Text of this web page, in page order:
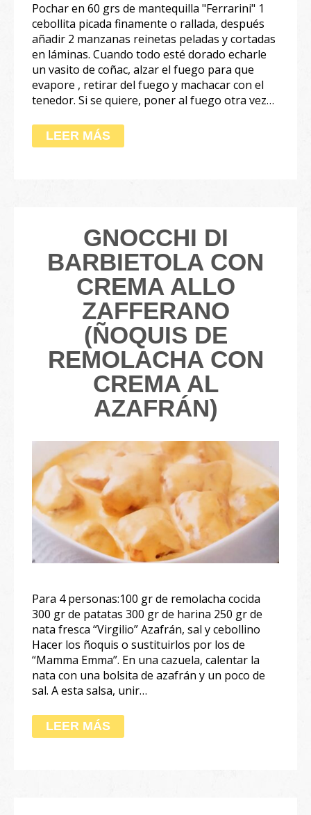
Pochar en 60 grs de mantequilla "Ferrarini" 1
cebollita picada finamente o rallada, después
añadir 2 manzanas reinetas peladas y cortadas
en láminas. Cuando todo esté dorado echarle
un vasito de coñac, alzar el fuego para que
evapore , retirar del fuego y machacar con el
tenedor. Si se quiere, poner al fuego otra vez…
LEER MÁS
GNOCCHI DI
BARBIETOLA CON
CREMA ALLO
ZAFFERANO
(ÑOQUIS DE
REMOLACHA CON
CREMA AL
AZAFRÁN)
Para 4 personas:100 gr de remolacha cocida
300 gr de patatas 300 gr de harina 250 gr de
nata fresca “Virgilio” Azafrán, sal y cebollino
Hacer los ñoquis o sustituirlos por los de
“Mamma Emma”. En una cazuela, calentar la
nata con una bolsita de azafrán y un poco de
sal. A esta salsa, unir…
LEER MÁS